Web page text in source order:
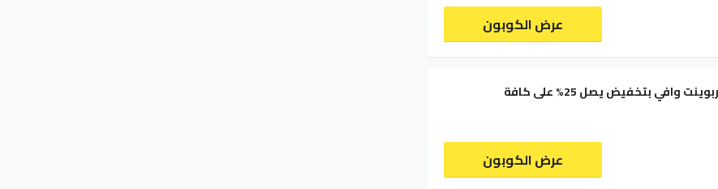
عرض الكوبون
كود خصم سنتربوينت وافي بتخفيض يصل 25% على كافة
عرض الكوبون